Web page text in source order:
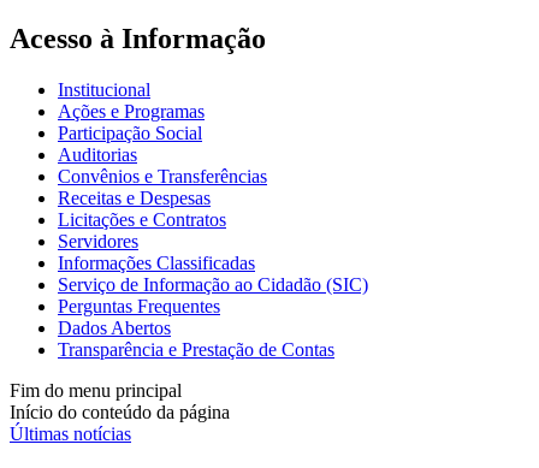
Acesso à Informação
Institucional
Ações e Programas
Participação Social
Auditorias
Convênios e Transferências
Receitas e Despesas
Licitações e Contratos
Servidores
Informações Classificadas
Serviço de Informação ao Cidadão (SIC)
Perguntas Frequentes
Dados Abertos
Transparência e Prestação de Contas
Fim do menu principal
Início do conteúdo da página
Últimas notícias